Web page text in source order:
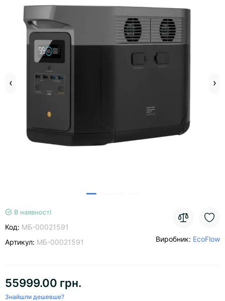
В наявності
Код: МБ-00021591
Артикул: МБ-00021591 Виробник: EcoFlow
55999.00 грн.
Знайшли дешевше?